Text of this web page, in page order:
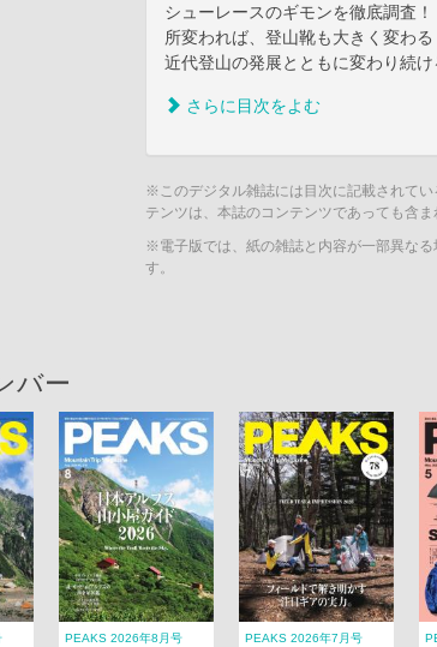
シューレースのギモンを徹底調査
所変われば、登山靴も大きく変わ
近代登山の発展とともに変わり続
さらに目次をよむ
※このデジタル雑誌には目次に記載されて
テンツは、本誌のコンテンツであっても含ま
※電子版では、紙の雑誌と内容が一部異な
す。
バー
PEAKS 2026年8月号
PEAKS 2026年7月号